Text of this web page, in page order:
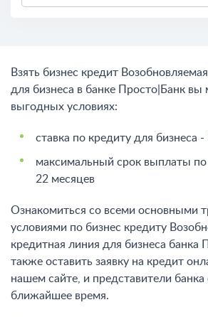
Взять бизнес кредит
для бизнеса в банке Просто|Банк вы
выгодных условиях:
ставка по кредиту для бизнеса -
максимальный срок выплаты по
22 месяцев
Ознакомиться со всеми основными
условиями по бизнес кредиту Возобновляемая
кредитная линия для бизнеса банка
также оставить заявку на кредит онлайн
нашем сайте, и представители
ближайшее время.